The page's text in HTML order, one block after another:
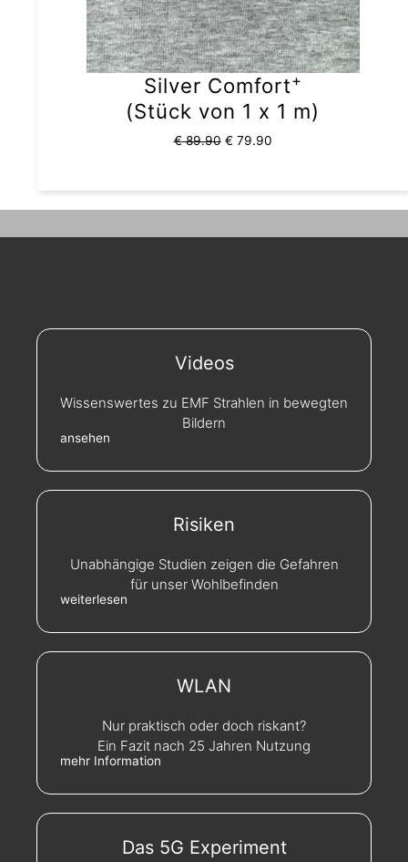
Silver Comfort+
(Stück von 1 x 1 m)
€89.90 € 79.90
Videos
Wissenswertes zu EMF Strahlen in bewegten
Bildern
ansehen
Risiken
Unabhängige Studien zeigen die Gefahren
für unser Wohlbefinden
weiterlesen
WLAN
Nur praktisch oder doch riskant?
Ein Fazit nach 25 Jahren Nutzung
mehr Information
Das 5G Experiment